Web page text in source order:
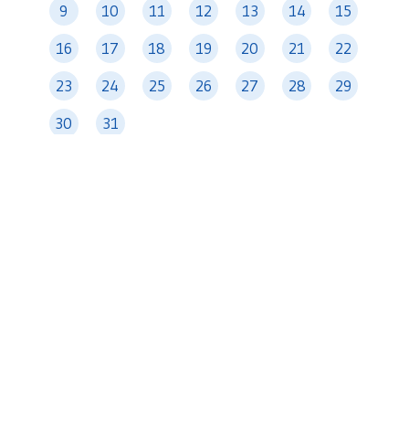
9
10 11 12 13 14
15
16
17 18 19 20 21
22
23
24 25 26 27 28
29
30
31